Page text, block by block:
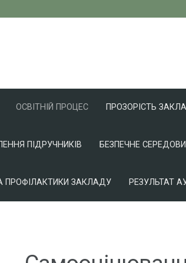
ОСВІТНІЙ ПРОЦЕС ПРОЗОРІСТЬ
ПІДРУЧНИКІВ БЕЗПЕЧНЕ
ПРОФІЛАКТИКИ ЗАКЛАДУ РЕЗУЛЬТАТ